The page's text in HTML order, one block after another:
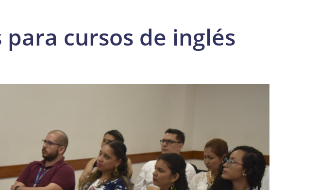
cursos de inglés